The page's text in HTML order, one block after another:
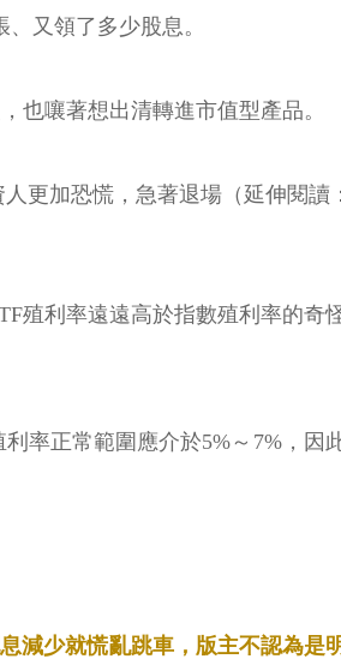
又領了多少股息。
也嚷著想出清轉進市值型產品。
更加恐慌，急著退場（延伸閱讀：
殖利率遠遠高於指數殖利率的奇怪
率正常範圍應介於5%～7%，因
減少就慌亂跳車，版主不認為是